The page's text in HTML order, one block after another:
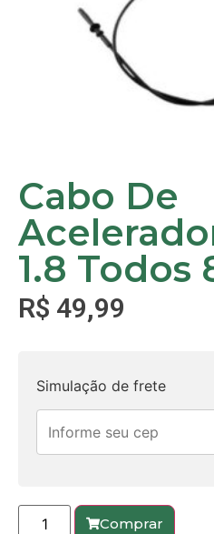
Cabo De
1.8 Todos
R$ 49,99
Simulação de frete
Comprar